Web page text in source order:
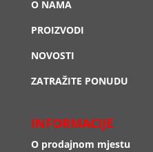
O NAMA
PROIZVODI
NOVOSTI
ZATRAŽITE PONUDU
INFORMACIJE
O prodajnom mjestu